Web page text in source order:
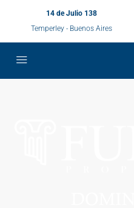
14 de Julio 138
Temperley - Buenos Aires